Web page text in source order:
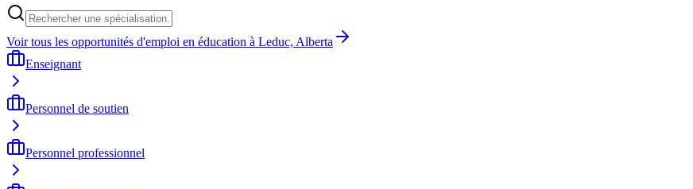
Voir tous les opportunités d'emploi en éducation à Leduc, Alberta
Enseignant
Personnel de soutien
Personnel professionnel